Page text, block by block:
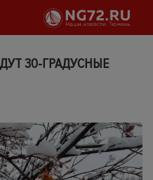
30-ГРАДУСНЫЕ